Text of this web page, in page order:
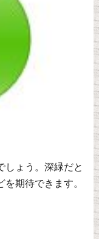
しょう。深緑だと
期待できます。